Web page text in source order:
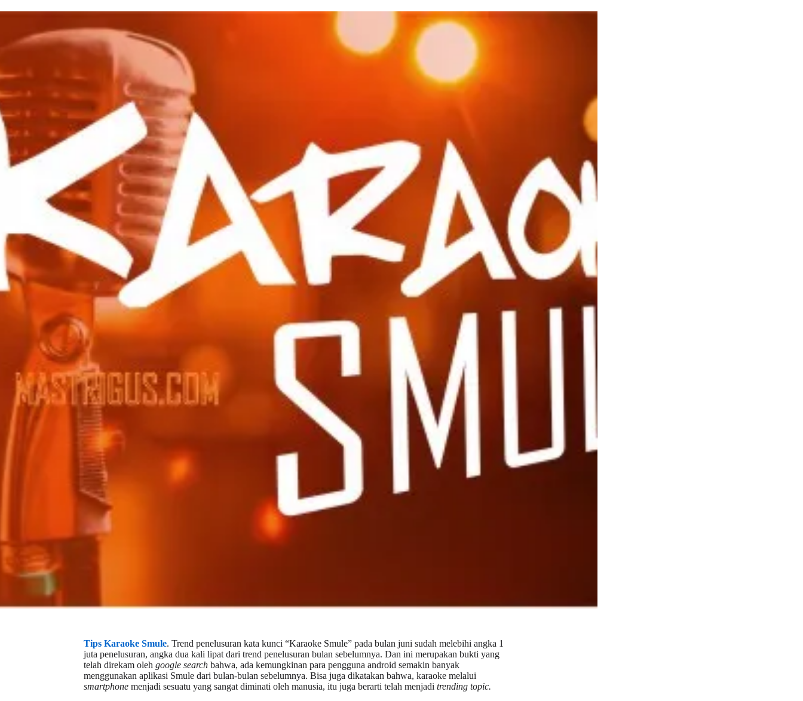
Tips Karaoke Smule. Trend penelusuran kata kunci “Karaoke Smule” pada bulan juni sudah melebihi angka 1
juta penelusuran, angka dua kali lipat dari trend penelusuran bulan sebelumnya. Dan ini merupakan bukti yang
telah direkam oleh google search bahwa, ada kemungkinan para pengguna android semakin banyak
menggunakan aplikasi Smule dari bulan-bulan sebelumnya. Bisa juga dikatakan bahwa, karaoke melalui
smartphone menjadi sesuatu yang sangat diminati oleh manusia, itu juga berarti telah menjadi trending topic.